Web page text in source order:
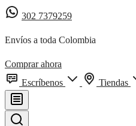
302 7379259
Envíos a toda Colombia
Comprar ahora
Escríbenos
Tiendas